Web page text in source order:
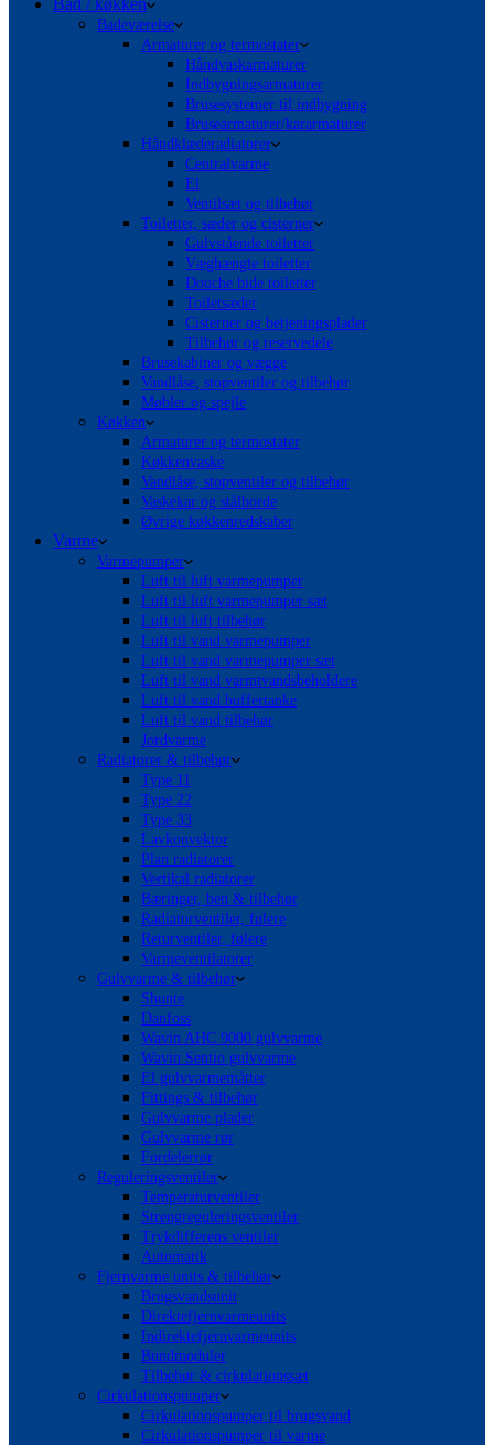
Bad / køkken
Badeværelse
Armaturer og termostater
Håndvaskarmaturer
Indbygningsarmaturer
Brusesystemer til indbygning
Brusearmaturer/kararmaturer
Håndklæderadiatorer
Centralvarme
El
Ventilsæt og tilbehør
Toiletter, sæder og cisterner
Gulvstående toiletter
Væghængte toiletter
Douche bide toiletter
Toiletsæder
Cisterner og betjeningsplader
Tilbehør og reservedele
Brusekabiner og vægge
Vandlåse, stopventiler og tilbehør
Møbler og spejle
Køkken
Armaturer og termostater
Køkkenvaske
Vandlåse, stopventiler og tilbehør
Vaskekar og stålborde
Øvrige køkkenredskaber
Varme
Varmepumper
Luft til luft varmepumper
Luft til luft varmepumper sæt
Luft til luft tilbehør
Luft til vand varmepumper
Luft til vand varmepumper sæt
Luft til vand varmtvandsbeholdere
Luft til vand buffertanke
Luft til vand tilbehør
Jordvarme
Radiatorer & tilbehør
Type 11
Type 22
Type 33
Lavkonvektor
Plan radiatorer
Vertikal radiatorer
Bæringer, ben & tilbehør
Radiatorventiler, følere
Returventiler, følere
Varmeventilatorer
Gulvvarme & tilbehør
Shunte
Danfoss
Wavin AHC 9000 gulvvarme
Wavin Sentio gulvvarme
El gulvvarmemåtter
Fittings & tilbehør
Gulvvarme plader
Gulvvarme rør
Fordelerrør
Reguleringsventiler
Temperaturventiler
Strengreguleringsventiler
Trykdifferens ventiler
Automatik
Fjernvarme units & tilbehør
Brugsvandsunit
Direktefjernvarmeunits
Indirektefjernvarmeunits
Bundmoduler
Tilbehør & cirkulationssæt
Cirkulationspumper
Cirkulationspumper til brugsvand
Cirkulationspumper til varme